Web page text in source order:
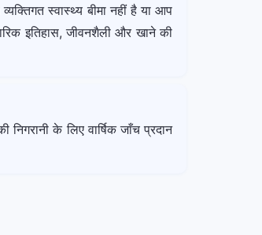
स्वास्थ्य बीमा नहीं है या आप
इतिहास, जीवनशैली और खाने की
के लिए वार्षिक जाँच प्रदान